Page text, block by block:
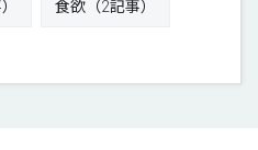
食欲（2記事）